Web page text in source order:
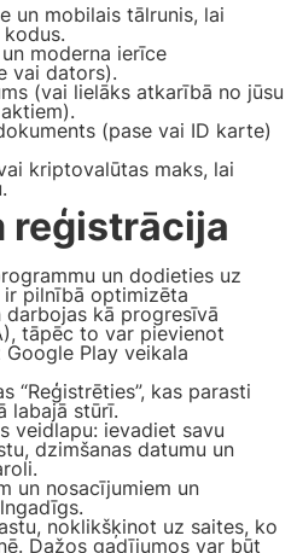
un mobilais tālrunis, lai
moderna ierīce
vai dators).
(vai lielāks atkarībā no jūsu
(pase vai ID karte)
kriptovalūtas maks, lai
reģistrācija
un dodieties uz
pilnībā optimizēta
darbojas kā progresīvā
tāpēc to var pievienot
Play veikala
“Reģistrēties”, kas parasti
labajā stūrī.
veidlapu: ievadiet savu
dzimšanas datumu un
un nosacījumiem un
noklikšķinot uz saites, ko
Dažos gadījumos var būt